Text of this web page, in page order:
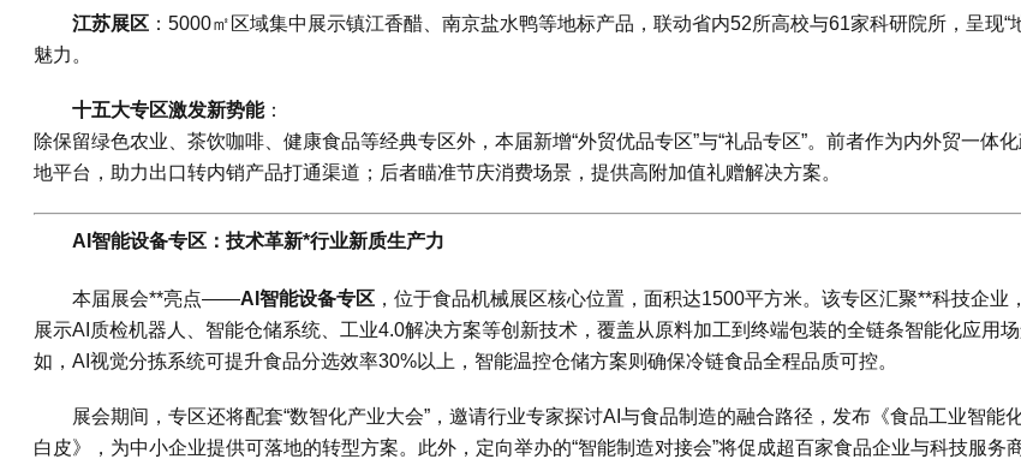
江苏展区 ：5000㎡区域集中展示镇江香醋、南京盐水鸭等地标产品，联动省内52所高校与61家科研院所，呈现“
魅力。
十五大专区激发新势能：
除保留绿色农业、茶饮咖啡、健康食品等经典专区外，本届新增“外贸优品专区”与“礼品专区”。前者作为内外贸一体
地平台，助力出口转内销产品打通渠道；后者瞄准节庆消费场景，提供高附加值礼赠解决方案。
AI智能设备专区：技术革新*行业新质生产力
本届展会**亮点——AI智能设备专区 ，位于食品机械展区核心位置，面积达1500平方米。该专区汇聚**科技企业
展示AI质检机器人、智能仓储系统、工业4.0解决方案等创新技术，覆盖从原料加工到终端包装的全链条智能化应用场
如，AI视觉分拣系统可提升食品分选效率30%以上，智能温控仓储方案则确保冷链食品全程品质可控。
展会期间，专区还将配套“数智化产业大会”，邀请行业专家探讨AI与食品制造的融合路径，发布《食品工业智能
白皮》，为中小企业提供可落地的转型方案。此外，定向举办的“智能制造对接会”将促成超百家食品企业与科技服务